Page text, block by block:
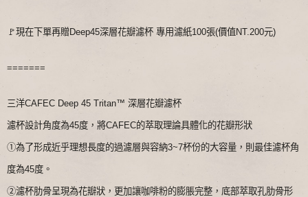
🚩現在下單再贈Deep45深層花瓣濾杯 專用濾紙100張(價值NT.200元)
=======
三洋CAFEC Deep 45 Tritan™ 深層花瓣濾杯
濾杯設計角度為45度，將CAFEC的萃取理論具體化的花瓣形狀
①為了形成近乎理想長度的過濾層與容納3~7杯份的大容量，則最佳濾杯角
度為45度。
②濾杯肋骨呈現為花瓣狀，更加讓咖啡粉的膨脹完整，底部萃取孔肋骨形